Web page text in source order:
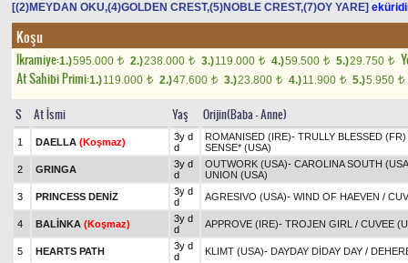
[(2)MEYDAN OKU,(4)GOLDEN CREST,(5)NOBLE CREST,(7)OY YARE]
Koşu
Ikramiye:1.)595.000 t 2.)238.000 t 3.)119.000 t 4.)59.500 t 5.)29.750 t
At Sahibi Primi:1.)119.000 t 2.)47.600 t 3.)23.800 t 4.)11.900 t 5.)5.950 t
S At İsmi Yaş Orijin(Baba - Anne)
1 DAELLA (Koşmaz)
3y d
d
ROMANISED (IRE)- TRULLY BLESSED (FR)
SENSE* (USA)
2
GRINGA
3y d
d
OUTWORK (USA)- CAROLINA SOUTH
UNION (USA)
3
PRINCESS DENİZ
3y d
d
AGRESIVO (USA)- WIND OF HAEVEN /
4 BALİNKA (Koşmaz)
3y d
d
APPROVE (IRE)- TROJEN GIRL / CUVEE
5 HEARTS PATH
3y d
d
KLIMT (USA)- DAYDAY DİDAY DAY /